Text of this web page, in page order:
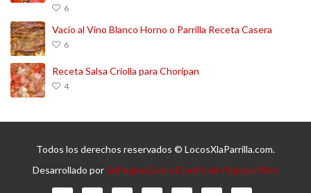
6
Vacío al Vino Blanco Horno o Parrilla Receta Casera
6
Receta Salsa Criolla para Choripan
4
Todos los derechos reservados © LocosXlaParrilla.com.
Desarrollado porSuPaginaGratis Diseño de Páginas Web